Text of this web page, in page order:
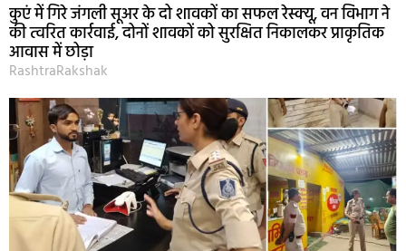
कुएं में गिरे जंगली सूअर के दो शावकों का सफल रेस्क्यू, वन विभाग ने
की त्वरित कार्रवाई, दोनों शावकों को सुरक्षित निकालकर प्राकृतिक
आवास में छोड़ा
RashtraRakshak